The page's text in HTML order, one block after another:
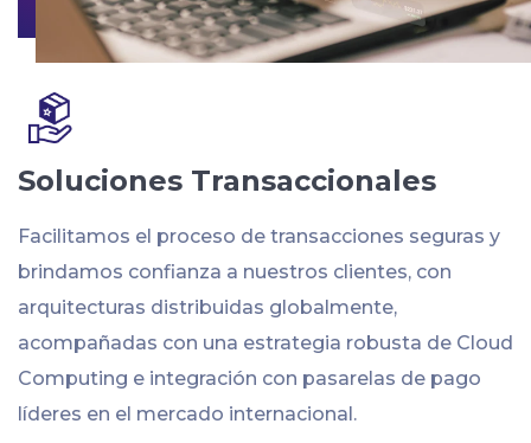
Soluciones Transaccionales
Facilitamos el proceso de transacciones seguras y
brindamos confianza a nuestros clientes, con
arquitecturas distribuidas globalmente,
acompañadas con una estrategia robusta de Cloud
Computing e integración con pasarelas de pago
líderes en el mercado internacional.